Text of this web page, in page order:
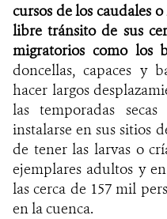
cursos de los caudales
libre tránsito de sus
migratorios como los
doncellas, capaces y
hacer largos
las temporadas
instalarse en sus sitios
de tener las larvas o
ejemplares adultos y
las cerca de 157 mil
en la cuenca.